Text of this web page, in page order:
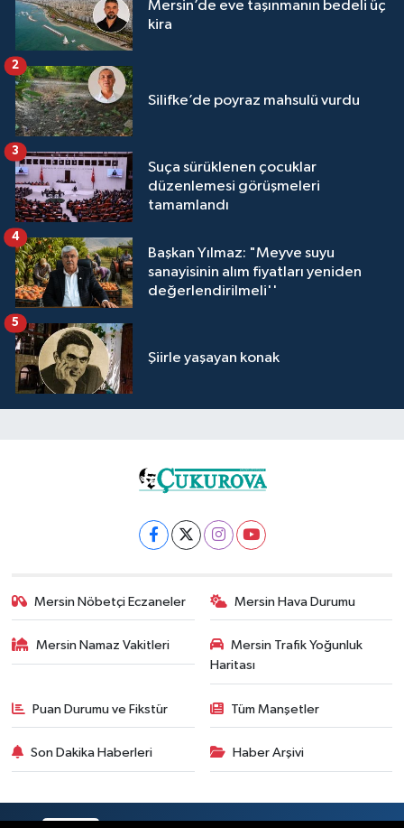
Mersin’de eve taşınmanın bedeli üç
kira
Silifke’de poyraz mahsulü vurdu
2
Suça sürüklenen çocuklar
düzenlemesi görüşmeleri
tamamlandı
3
Başkan Yılmaz: "Meyve suyu
sanayisinin alım fiyatları yeniden
değerlendirilmeli''
4
Şiirle yaşayan konak
5
Mersin Nöbetçi Eczaneler Mersin Hava Durumu
Mersin Namaz Vakitleri
Mersin Trafik Yoğunluk
Haritası
Puan Durumu ve Fikstür Tüm Manşetler
Son Dakika Haberleri Haber Arşivi